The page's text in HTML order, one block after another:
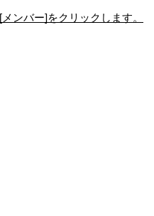
[メンバー]をクリックします。